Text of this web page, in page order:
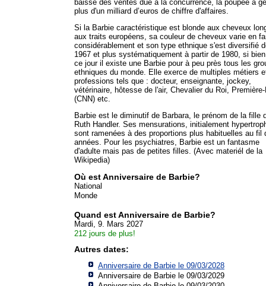
baisse des ventes due à la concurrence, la poupée a
plus d'un milliard d’euros de chiffre d'affaires.
Si la Barbie caractéristique est blonde aux cheveux
aux traits européens, sa couleur de cheveux varie en
considérablement et son type ethnique s'est diversifié
1967 et plus systématiquement à partir de 1980, si
ce jour il existe une Barbie pour à peu près tous les
ethniques du monde. Elle exerce de multiples métiers
professions tels que : docteur, enseignante, jockey,
vétérinaire, hôtesse de l'air, Chevalier du Roi,
(CNN) etc.
Barbie est le diminutif de Barbara, le prénom de la fille
Ruth Handler. Ses mensurations, initialement
sont ramenées à des proportions plus habituelles au fil
années. Pour les psychiatres, Barbie est un fantasme
d'adulte mais pas de petites filles. (Avec materiél de la
Wikipedia)
Où est Anniversaire de Barbie?
National
Monde
Quand est Anniversaire de Barbie?
Mardi, 9. Mars 2027
212 jours de plus!
Autres dates:
Anniversaire de Barbie le 09/03/2028
Anniversaire de Barbie le 09/03/2029